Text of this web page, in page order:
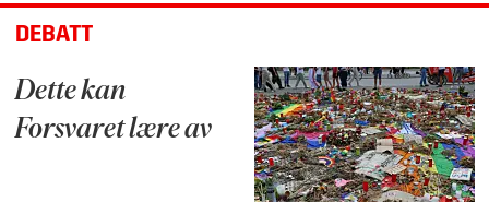
DEBATT
Dette kan
Forsvaret lære av